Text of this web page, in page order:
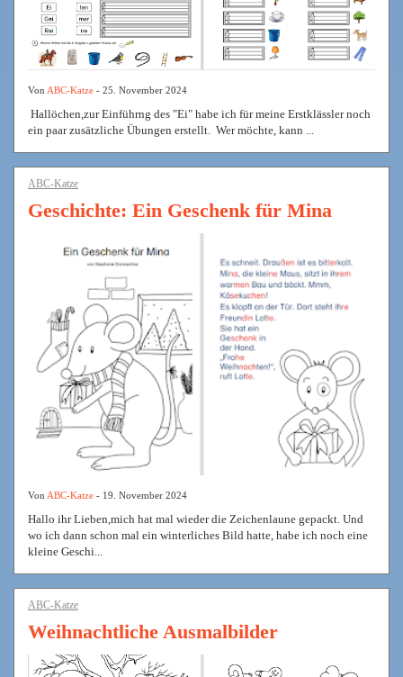
Von ABC-Katze - 25. November 2024
Hallöchen,zur Einführng des "Ei" habe ich für meine Erstklässler noch
ein paar zusätzliche Übungen erstellt. Wer möchte, kann ...
ABC-Katze
Geschichte: Ein Geschenk für Mina
Von ABC-Katze - 19. November 2024
Hallo ihr Lieben,mich hat mal wieder die Zeichenlaune gepackt. Und
wo ich dann schon mal ein winterliches Bild hatte, habe ich noch eine
kleine Geschi...
ABC-Katze
Weihnachtliche Ausmalbilder